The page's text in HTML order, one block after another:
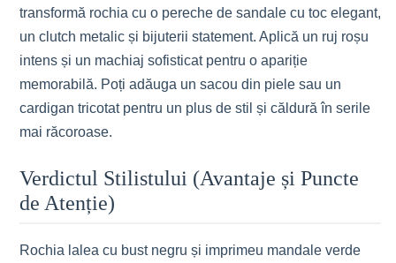
transformă rochia cu o pereche de sandale cu toc elegant,
un clutch metalic și bijuterii statement. Aplică un ruj roșu
intens și un machiaj sofisticat pentru o apariție
memorabilă. Poți adăuga un sacou din piele sau un
cardigan tricotat pentru un plus de stil și căldură în serile
mai răcoroase.
Verdictul Stilistului (Avantaje și Puncte
de Atenție)
Rochia lalea cu bust negru și imprimeu mandale verde